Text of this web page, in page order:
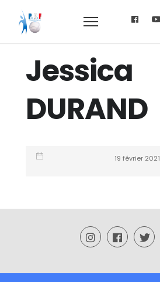
Jessica
DURAND
19 février 2021